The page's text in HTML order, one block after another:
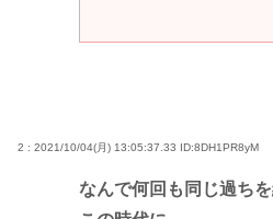
2 : 2021/10/04(月) 13:05:37.33 ID:8DH1PR8yM
なんで何回も同じ過ち